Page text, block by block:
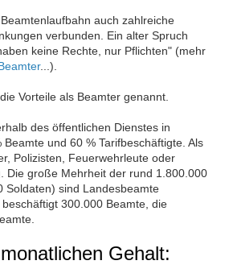
auch zahlreiche
verbunden. Ein alter Spruch
keine Rechte, nur Pflichten" (mehr
...).
Vorteile als Beamter genannt.
des öffentlichen Dienstes in
und 60 % Tarifbeschäftigte. Als
Polizisten, Feuerwehrleute oder
Die große Mehrheit der rund 1.800.000
Soldaten) sind Landesbeamte
300.000 Beamte, die
Gehalt: